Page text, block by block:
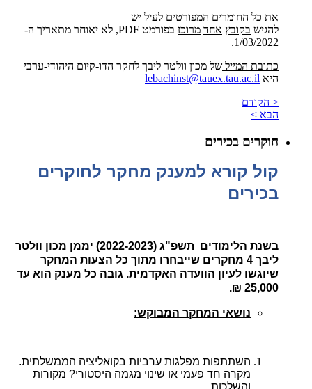
את כל החומרים המפורטים לעיל יש
להגיש בקובץ אחד מרוכז בפורמט PDF, לא יאוחר מתאריך ה-
1/03/2022.
כתובת המייל של מכון וולטר ליבך לחקר הדו-קיום היהודי-ערבי
היא lebachinst@tauex.tau.ac.il
< הקודם
הבא >
חוקרים בכירים
קול קורא למענק מחקר לחוקרים
בכירים
בשנת הלימודים תשפ"ג (2022-2023) יממן מכון וולטר
ליבך 4 מחקרים שייבחרו מתוך כל הצעות המחקר
שיוגשו לעיון הוועדה האקדמית. גובה כל מענק הוא עד
25,000 ₪.
נושאי המחקר המבוקש:
השתתפות מפלגות ערביות בקואליציה הממשלתית.
מקרה חד פעמי או שינוי מגמה היסטורי? מקורות